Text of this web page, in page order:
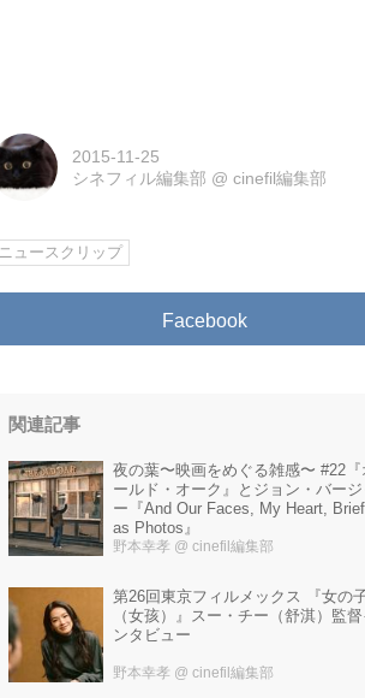
2015-11-25
シネフィル編集部 @cinefil編集部
ニュースクリップ
Facebook
関連記事
夜の葉〜映画をめぐる雑感〜 #22『
ールド・オーク』とジョン・バージ
ー『And Our Faces, My Heart, Brief
as Photos』
野本幸孝 @ cinefil編集部
第26回東京フィルメックス 『女の
（女孩）』スー・チー（舒淇）監督
ンタビュー
野本幸孝 @ cinefil編集部